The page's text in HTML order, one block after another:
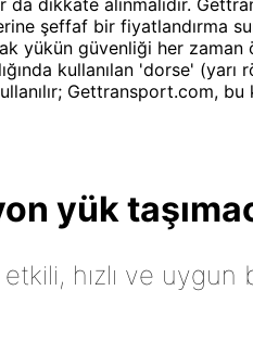
da dikkate alınmalıdır.
şeffaf bir fiyatlandırma
yükün güvenliği her zaman
kullanılan 'dorse'
Gettransport.com,
yük
etkili, hızlı ve